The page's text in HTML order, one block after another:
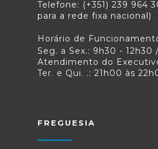
Telefone: (+351) 239 964
para a rede fixa nacional)
Horário de
Seg. a Sex.: 9h30 - 12h30
Atendimento do
Ter. e Qui. .: 21h00 às
FREGUESIA